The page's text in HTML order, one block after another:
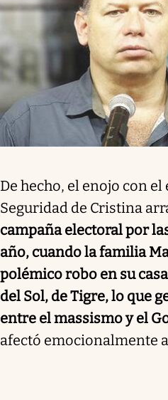
De hecho, el enojo con
Seguridad de Cristina
campaña electoral por
año, cuando la familia
polémico robo en su
del Sol, de Tigre, lo que
entre el massismo y el
afectó emocionalmente